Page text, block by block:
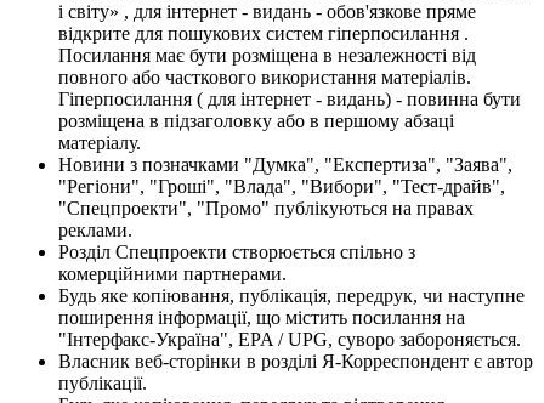
і світу» , для інтернет - видань - обов'язкове пряме
відкрите для пошукових систем гіперпосилання .
Посилання має бути розміщена в незалежності від
повного або часткового використання матеріалів.
Гіперпосилання ( для інтернет - видань) - повинна бути
розміщена в підзаголовку або в першому абзаці
матеріалу.
Новини з позначками "Думка", "Експертиза", "Заява",
"Регіони", "Гроші", "Влада", "Вибори", "Тест-драйв",
"Спецпроекти", "Промо" публікуються на правах
реклами.
Розділ Спецпроекти створюється спільно з
комерційними партнерами.
Будь яке копіювання, публікація, передрук, чи наступне
поширення інформації, що містить посилання на
"Інтерфакс-Україна", EPA / UPG, суворо забороняється.
Власник веб-сторінки в розділі Я-Корреспондент є автор
публікації.